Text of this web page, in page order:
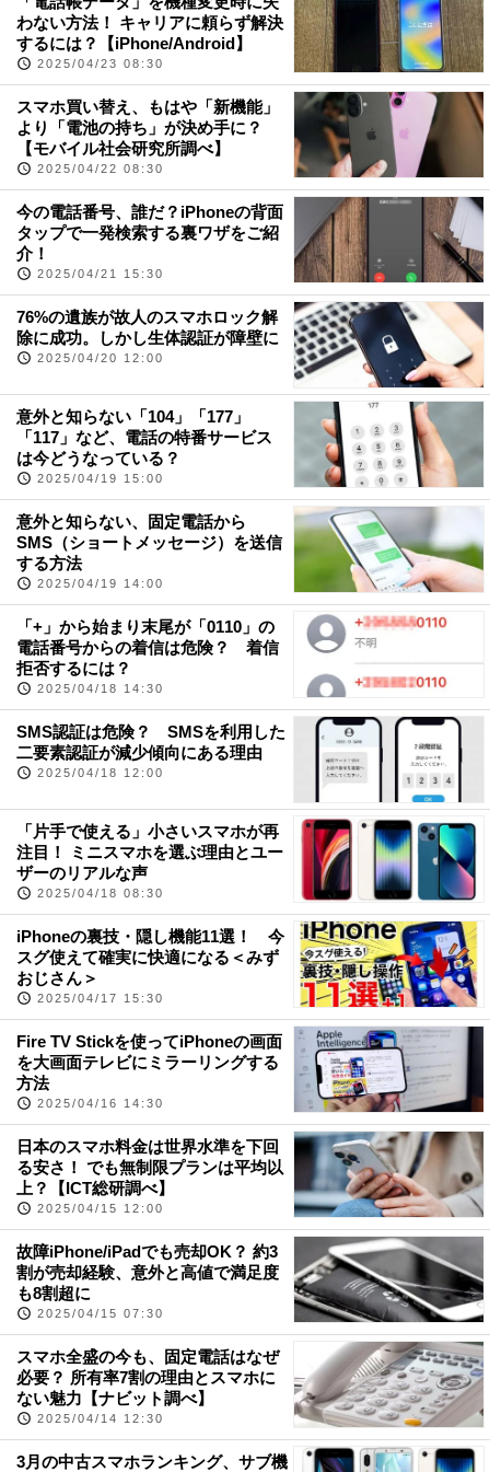
わない方法！ キャリアに頼らず解決
するには？【iPhone/Android】
2025/04/23 08:30
スマホ買い替え、もはや「新機能」
より「電池の持ち」が決め手に？
【モバイル社会研究所調べ】
2025/04/22 08:30
今の電話番号、誰だ？iPhoneの背面
タップで一発検索する裏ワザをご紹
介！
2025/04/21 15:30
76%の遺族が故人のスマホロック解
除に成功。しかし生体認証が障壁に
2025/04/20 12:00
意外と知らない「104」「177」
「117」など、電話の特番サービス
は今どうなっている？
2025/04/19 15:00
意外と知らない、固定電話から
SMS（ショートメッセージ）を送信
する方法
2025/04/19 14:00
「+」から始まり末尾が「0110」の
電話番号からの着信は危険？ 着信
拒否するには？
2025/04/18 14:30
SMS認証は危険？ SMSを利用した
二要素認証が減少傾向にある理由
2025/04/18 12:00
「片手で使える」小さいスマホが再
注目！ ミニスマホを選ぶ理由とユー
ザーのリアルな声
2025/04/18 08:30
iPhoneの裏技・隠し機能11選！ 今
スグ使えて確実に快適になる＜みず
おじさん＞
2025/04/17 15:30
Fire TV Stickを使ってiPhoneの画面
を大画面テレビにミラーリングする
方法
2025/04/16 14:30
日本のスマホ料金は世界水準を下回
る安さ！ でも無制限プランは平均以
上？【ICT総研調べ】
2025/04/15 12:00
故障iPhone/iPadでも売却OK？ 約3
割が売却経験、意外と高値で満足度
も8割超に
2025/04/15 07:30
スマホ全盛の今も、固定電話はなぜ
必要？ 所有率7割の理由とスマホに
ない魅力【ナビット調べ】
2025/04/14 12:30
3月の中古スマホランキング、サブ機